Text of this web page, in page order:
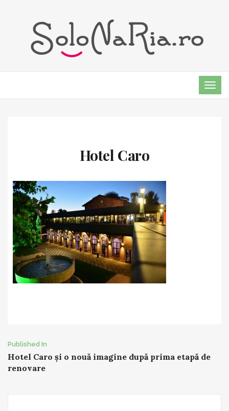
Hotel Caro
Post
navigation
Published In
Hotel Caro și o nouă imagine după prima etapă de
renovare